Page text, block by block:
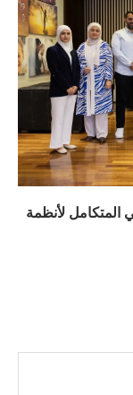
المتكامل لأنظمة